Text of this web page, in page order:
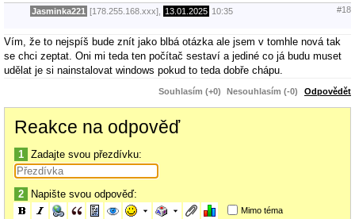
Jasminka221 [178.255.168.xxx], 13.01.2025 10:35 #18
Vím, že to nejspíš bude znít jako blbá otázka ale jsem v tomhle nová tak
se chci zeptat. Oni mi teda ten počítač sestaví a jediné co já budu muset
udělat je si nainstalovat windows pokud to teda dobře chápu.
Souhlasím (+0) Nesouhlasím (-0) Odpovědět
Reakce na odpověď
1 Zadajte svou přezdívku:
2 Napište svou odpověď:
Mimo téma